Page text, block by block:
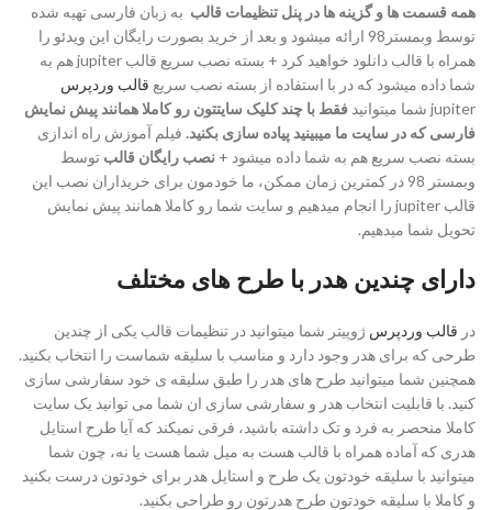
همه قسمت ها و گزینه ها در پنل تنظیمات قالب به زبان فارسی تهیه شده
توسط وبمستر98 ارائه میشود و بعد از خرید بصورت رایگان این ویدئو را
همراه با قالب دانلود خواهید کرد + بسته نصب سریع قالب jupiter هم به
شما داده میشود که در با استفاده از بسته نصب سریع قالب وردپرس
jupiter شما میتوانید
فقط با چند کلیک سایتتون رو کاملا همانند پیش نمایش
فارسی که در سایت ما میبینید پیاده سازی بکنید. فیلم آموزش راه اندازی
بسته نصب سریع هم به شما داده میشود + نصب رایگان قالب توسط
وبمستر 98 در کمترین زمان ممکن، ما خودمون برای خریداران نصب این
قالب jupiter را انجام میدهیم و سایت شما رو کاملا همانند پیش نمایش
تحویل شما میدهیم.
دارای چندین هدر با طرح های مختلف
در قالب وردپرس ژوپیتر شما میتوانید در تنظیمات قالب یکی از چندین
طرحی که برای هدر وجود دارد و مناسب با سلیقه شماست را انتخاب بکنید.
همچنین شما میتوانید طرح های هدر را طبق سلیقه ی خود سفارشی سازی
کنید. با قابلیت انتخاب هدر و سفارشی سازی ان شما می توانید یک سایت
کاملا منحصر به فرد و تک داشته باشید، فرقی نمیکند که آیا طرح استایل
هدری که آماده همراه با قالب هست به میل شما هست یا نه، چون شما
میتوانید با سلیقه خودتون یک طرح و استایل هدر برای خودتون درست بکنید
و کاملا با سلیقه خودتون طرح هدرتون رو طراحی بکنید.